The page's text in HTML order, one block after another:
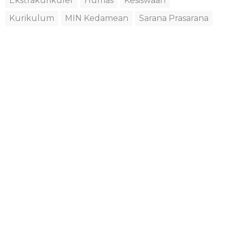
Kurikulum
MIN Kedamean Sarana Prasarana